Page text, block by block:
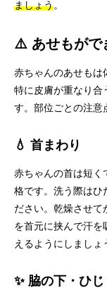
ましょう。
⚠️ あせもがで
赤ちゃんのあせもは
特に皮膚が重なり合
す。部位ごとの注意
💧 首まわり
赤ちゃんの首は短く
格です。洗う際はひ
ださい。乾燥させ
を首元に挟んで汗
えるようにしましょ
✨ 脇の下・ひ